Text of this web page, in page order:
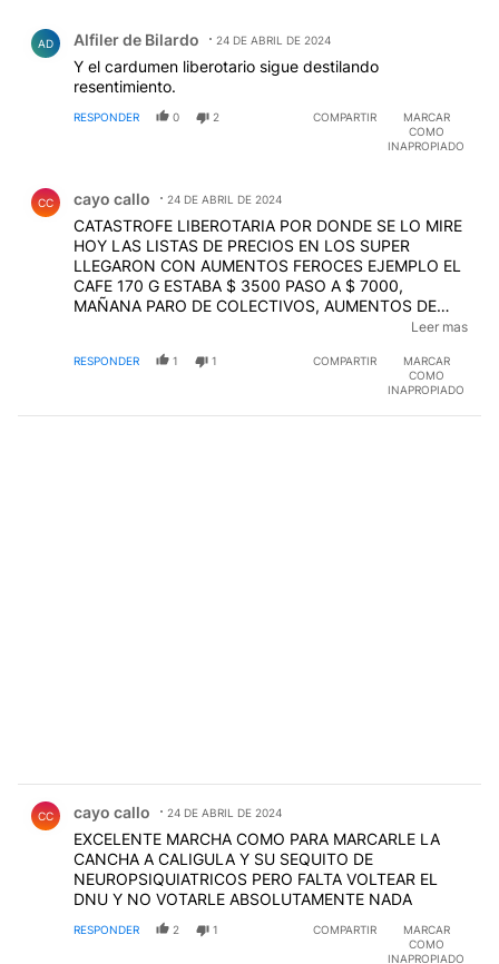
AD Alfiler de Bilardo 24 DE ABRIL DE 2024
Y el cardumen liberotario sigue destilando
resentimiento.
RESPONDER 0 2 COMPARTIR
MARCAR
COMO
INAPROPIADO
CC cayo callo 24 DE ABRIL DE 2024
CATASTROFE LIBEROTARIA POR DONDE SE LO MIRE
HOY LAS LISTAS DE PRECIOS EN LOS SUPER
LLEGARON CON AUMENTOS FEROCES EJEMPLO EL
CAFE 170 G ESTABA $ 3500 PASO A $ 7000,
MAÑANA PARO DE COLECTIVOS, AUMENTOS DE
NUEVOS DESDE QUE LLEGARON, GOBIERNO
TERMINADO POR ESO LA MARCHA DE AYER Y NO VA
Leer mas
RESPONDER 1 1 COMPARTIR
MARCAR
COMO
INAPROPIADO
CC cayo callo 24 DE ABRIL DE 2024
EXCELENTE MARCHA COMO PARA MARCARLE LA
CANCHA A CALIGULA Y SU SEQUITO DE
NEUROPSIQUIATRICOS PERO FALTA VOLTEAR EL
DNU Y NO VOTARLE ABSOLUTAMENTE NADA
RESPONDER 2 1 COMPARTIR
MARCAR
COMO
INAPROPIADO